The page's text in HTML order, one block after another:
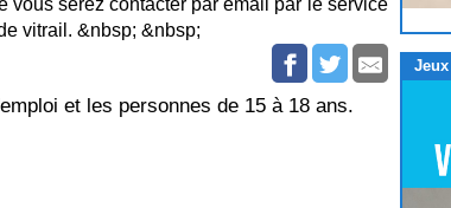
vitrail. &nbsp; &nbsp;
et les personnes de 15 à 18 ans.
Jeux